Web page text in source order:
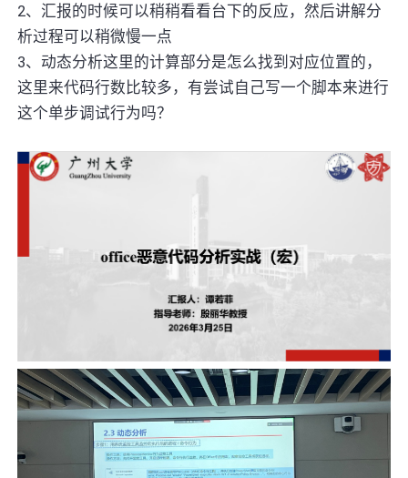
2、汇报的时候可以稍稍看看台下的反应，然后讲解分
析过程可以稍微慢一点
3、动态分析这里的计算部分是怎么找到对应位置的，
这里来代码行数比较多，有尝试自己写一个脚本来进行
这个单步调试行为吗？